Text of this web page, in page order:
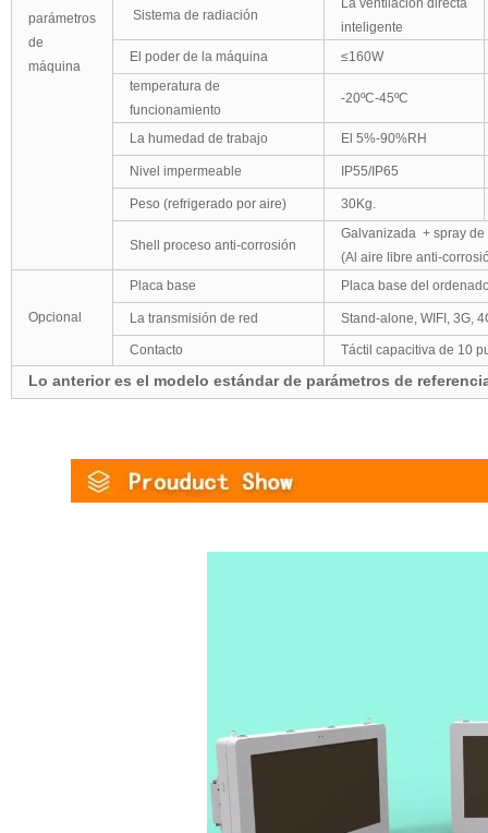
parámetros
de
máquina
Sistema de radiación
La ventilación directa
inteligente
El poder de la máquina
≤160W
temperatura de
funcionamiento
-20ºC-45ºC
La humedad de trabajo El 5%-90%RH
Nivel impermeable IP55/IP65
Peso (refrigerado por aire) 30Kg.
Shell proceso anti-corrosión
Galvanizada + spray
(Al aire libre anti-
Opcional
Placa base Placa base del
Latransmisión de red Stand-alone, WIFI, 3G,
Contacto Táctil capacitiva de 10
Lo anterior es el modelo estándar de parámetros de